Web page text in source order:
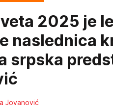
2025 je
naslednica
srpska
Jovanović